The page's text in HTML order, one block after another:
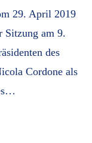
29. April 2019
Sitzung am 9.
des
Cordone als